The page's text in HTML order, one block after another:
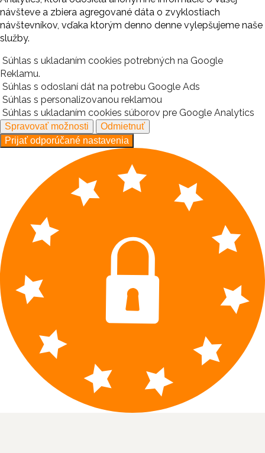
návšteve a zbiera agregované dáta o zvyklostiach
návštevníkov, vďaka ktorým denno denne vylepšujeme naše
služby.
Súhlas s ukladaním cookies potrebných na Google
Reklamu.
Súhlas s odoslaní dát na potrebu Google Ads
Súhlas s personalizovanou reklamou
Súhlas s ukladaním cookies súborov pre Google Analytics
Spravovať možnosti
Odmietnuť
Prijať odporúčané nastavenia